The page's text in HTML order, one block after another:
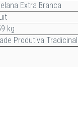
Extra Branca
kg
Produtiva Tradicinal